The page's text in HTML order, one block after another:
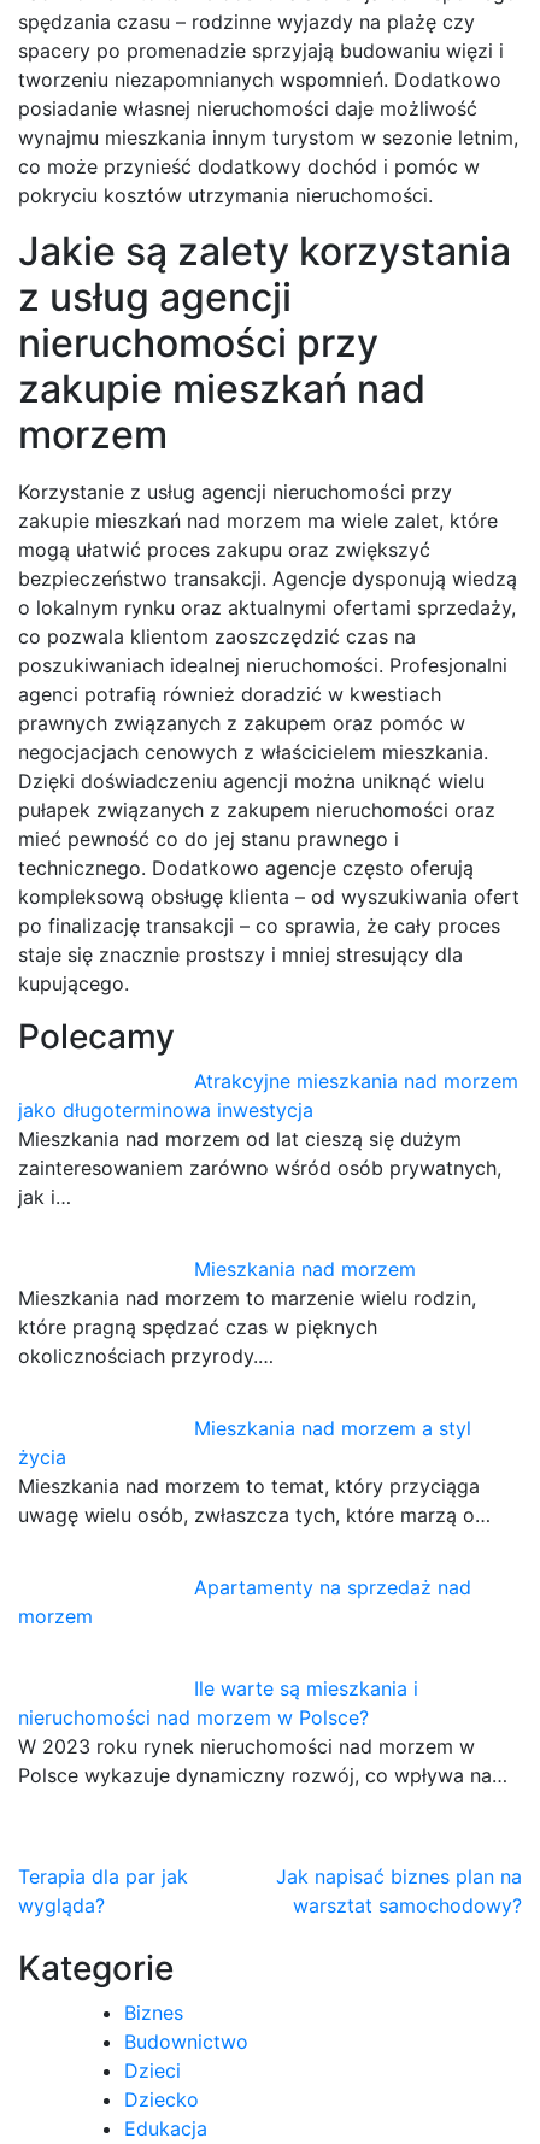
spędzania czasu – rodzinne wyjazdy na plażę czy
spacery po promenadzie sprzyjają budowaniu więzi i
tworzeniu niezapomnianych wspomnień. Dodatkowo
posiadanie własnej nieruchomości daje możliwość
wynajmu mieszkania innym turystom w sezonie letnim,
co może przynieść dodatkowy dochód i pomóc w
pokryciu kosztów utrzymania nieruchomości.
Jakie są zalety korzystania
z usług agencji
nieruchomości przy
zakupie mieszkań nad
morzem
Korzystanie z usług agencji nieruchomości przy
zakupie mieszkań nad morzem ma wiele zalet, które
mogą ułatwić proces zakupu oraz zwiększyć
bezpieczeństwo transakcji. Agencje dysponują wiedzą
o lokalnym rynku oraz aktualnymi ofertami sprzedaży,
co pozwala klientom zaoszczędzić czas na
poszukiwaniach idealnej nieruchomości. Profesjonalni
agenci potrafią również doradzić w kwestiach
prawnych związanych z zakupem oraz pomóc w
negocjacjach cenowych z właścicielem mieszkania.
Dzięki doświadczeniu agencji można uniknąć wielu
pułapek związanych z zakupem nieruchomości oraz
mieć pewność co do jej stanu prawnego i
technicznego. Dodatkowo agencje często oferują
kompleksową obsługę klienta – od wyszukiwania ofert
po finalizację transakcji – co sprawia, że cały proces
staje się znacznie prostszy i mniej stresujący dla
kupującego.
Polecamy
Atrakcyjne mieszkania nad morzem
jako długoterminowa inwestycja
Mieszkania nad morzem od lat cieszą się dużym
zainteresowaniem zarówno wśród osób prywatnych,
jak i…
Mieszkania nad morzem
Mieszkania nad morzem to marzenie wielu rodzin,
które pragną spędzać czas w pięknych
okolicznościach przyrody.…
Mieszkania nad morzem a styl
życia
Mieszkania nad morzem to temat, który przyciąga
uwagę wielu osób, zwłaszcza tych, które marzą o…
Apartamenty na sprzedaż nad
morzem
Ile warte są mieszkania i
nieruchomości nad morzem w Polsce?
W 2023 roku rynek nieruchomości nad morzem w
Polsce wykazuje dynamiczny rozwój, co wpływa na…
Nawigacja
wpisu
Terapia dla par jak
wygląda?
Jak napisać biznes plan na
warsztat samochodowy?
Kategorie
Biznes
Budownictwo
Dzieci
Dziecko
Edukacja